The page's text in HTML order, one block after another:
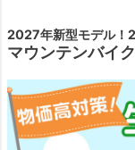
2027年新型モデル！
マウンテンバイ